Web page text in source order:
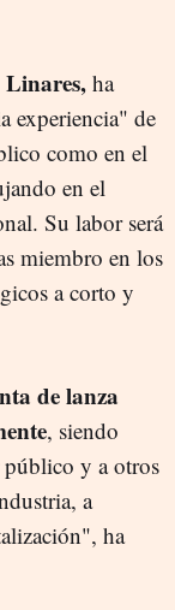
Linares, ha
experiencia" de
como en el
en el
Su labor será
miembro en los
a corto y
de lanza
, siendo
público y a otros
a
ha